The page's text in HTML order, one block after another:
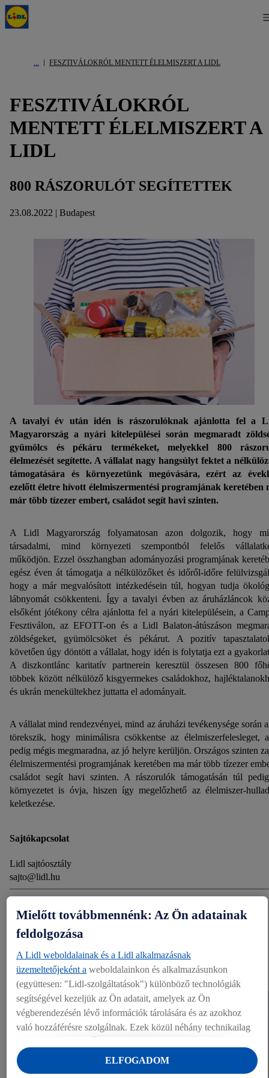
FESZTIVÁLOKRÓL MENTETT ÉLELMISZERT A LIDL
FESZTIVÁLOKRÓL
MENTETT ÉLELMISZERT A
LIDL
800 RÁSZORULÓT SEGÍTETTEK
23.08.2022 | Budapest
A tavalyi év után idén is rászorulóknak ajánlotta fel a
Magyarország a nyári kitelepülései során megmaradt
gyümölcs és pékáru termékeket, melyekkel 800
élelmezését segítette. A vállalat nagy hangsúlyt fektet a
támogatására és környezetünk megóvására, ezért az
ezelőtt életre hívott élelmiszermentési programjának keretében
már több tízezer embert, családot segít havi szinten.
A Lidl Magyarország folyamatosan azon dolgozik, hogy
társadalmi, mind környezeti szempontból felelős
működjön. Ezzel összhangban adományozási programjának
egész éven át támogatja a nélkülözőket és időről-időre
hogy a már megvalósított intézkedésein túl, hogyan tudja
lábnyomát csökkenteni. Így a tavalyi évben az áruházláncok
elsőként jótékony célra ajánlotta fel a nyári kitelepülésein, a
Fesztiválon, az EFOTT-on és a Lidl Balaton-átúszáson
zöldségeket, gyümölcsöket és pékárut. A pozitív
követően úgy döntött a vállalat, hogy idén is folytatja ezt a
A diszkontlánc karitatív partnerein keresztül összesen 800
többek között nélkülöző kisgyermekes családokhoz,
és ukrán menekültekhez juttatta el adományait.
A vállalat mind rendezvényei, mind az áruházi tevékenysége során
törekszik, hogy minimálisra csökkentse az élelmiszerfelesleget,
pedig mégis megmaradna, az jó helyre kerüljön. Országos szinten
élelmiszermentési programjának keretében ma már több tízezer
családot segít havi szinten. A rászorulók támogatásán túl
környezetet is óvja, hiszen így megelőzhető az élelmiszer-
keletkezése.
Sajtókapcsolat
Lidl sajtóosztály
sajto@lidl.hu
Megosztás
EGYÉB DOKUMENTUMOK
Dokumentumok (1)
Mielőtt továbbmennénk: Az Ön adatainak
feldolgozása
A Lidl weboldalainak és a Lidl alkalmazásnak
üzemeltetőjeként a weboldalainkon és alkalmazásunkon
(együttesen: "Lidl-szolgáltatások") különböző technológiák
segítségével kezeljük az Ön adatait, amelyek az Ön
végberendezésén lévő információk tárolására és az azokhoz
való hozzáférésre szolgálnak. Ezek közül néhány technikailag
kényelmes beállításokhoz, statisztikák összeállításához vagy a
Lidl szolgáltatásokon belül és kívül személyre szabott
ELFOGADOM